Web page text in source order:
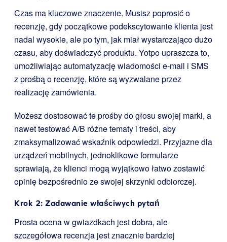
Czas ma kluczowe znaczenie. Musisz poprosić o
recenzję, gdy początkowe podekscytowanie klienta jest
nadal wysokie, ale po tym, jak miał wystarczająco dużo
czasu, aby doświadczyć produktu. Yotpo upraszcza to,
umożliwiając automatyzację wiadomości e-mail i SMS
z prośbą o recenzję, które są wyzwalane przez
realizację zamówienia.
Możesz dostosować te prośby do głosu swojej marki, a
nawet testować A/B różne tematy i treści, aby
zmaksymalizować wskaźnik odpowiedzi. Przyjazne dla
urządzeń mobilnych, jednoklikowe formularze
sprawiają, że klienci mogą wyjątkowo łatwo zostawić
opinię bezpośrednio ze swojej skrzynki odbiorczej.
Krok 2: Zadawanie właściwych pytań
Prosta ocena w gwiazdkach jest dobra, ale
szczegółowa recenzja jest znacznie bardziej